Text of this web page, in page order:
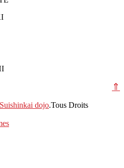
⇑
Suishinkai dojo.Tous Droits